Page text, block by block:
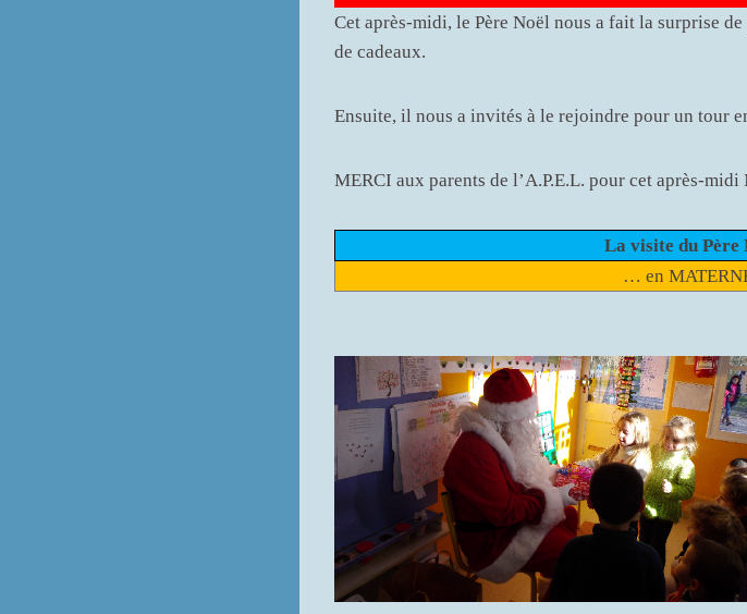
Cet après-midi, le Père Noël nous a fait la surprise
de cadeaux.
Ensuite, il nous a invités à le rejoindre pour un tour
MERCI aux parents de l’A.P.E.L. pour cet après-
La visite du
… en